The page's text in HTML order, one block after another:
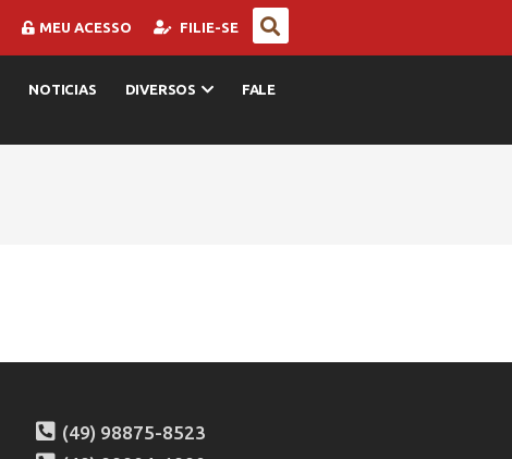
MEU ACESSO FILIE-SE
NOTICIAS DIVERSOS FALE
(49) 98875-8523